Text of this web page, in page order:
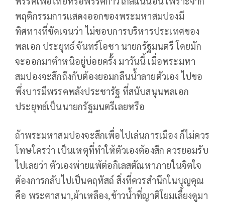
พฤติกรรมการแสดงออกของพระมหาสมปองมี
ทิศทางที่ชัดเจนว่า ไม่ชอบการบริหารประเทศของ
พลเอก ประยุทธ์ จันทร์โอชา นายกรัฐมนตรี โดยมัก
จะออกมาตำหนิอยู่บ่อยครั้ง มาวันนี้ เมื่อพระมหา
สมปองจะสึกถึงกับต้องยอมกลืนน้ำลายตัวเอง ไปขอ
พึ่งบารมีพรรคพลังประชารัฐ ที่สนับสนุนพลเอก
ประยุทธ์เป็นนายกรัฐมนตรีเลยหรือ
ถ้าพระมหาสมปองจะสึกเพื่อไปเล่นการเมือง ก็ไม่ควร
โทษใครว่า เป็นเหตุที่ทำให้ตัวเองต้องสึก ควรยอมรับ
ไปเลยว่า ตัวเองพ่ายแพ้ต่อกิเลสตัณหาภายในจิตใจ
ต้องการกลับไปเป็นคฤหัสถ์ สิ่งที่ควรสำนึกในบุญคุณ
คือ พระศาสนา,ผ้าเหลือง,ข้าวน้ำที่ญาติโยมเลี้ยงดูมา